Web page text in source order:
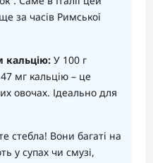
за часів Римської
кальцію:У 100 г
мг кальцію – це
овочах. Ідеально для
стебла! Вони багаті на
у супах чи смузі,